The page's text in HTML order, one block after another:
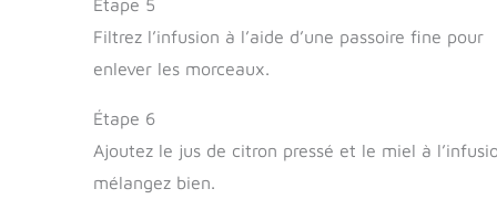
Étape 5
Filtrez l’infusion à l’aide d’une passoire fine pour
enlever les morceaux.
Étape 6
Ajoutez le jus de citron pressé et le miel à
mélangez bien.